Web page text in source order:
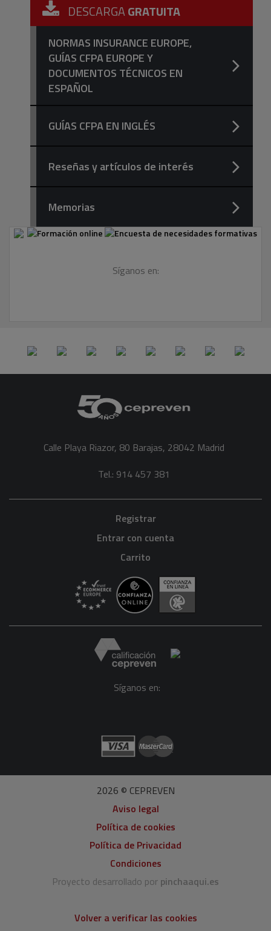
DESCARGAGRATUITA
NORMAS INSURANCE EUROPE,
GUÍAS CFPA EUROPE Y
DOCUMENTOS TÉCNICOS EN
ESPAÑOL
GUÍAS CFPA EN INGLÉS
Reseñas y artículos de interés
Memorias
Síganos en:
Calle Playa Riazor, 80 Barajas, 28042 Madrid
Tel.: 914 457 381
Registrar
Entrar con cuenta
Carrito
Síganos en:
2026 © CEPREVEN
Aviso legal
Política de cookies
Política de Privacidad
Condiciones
Proyecto desarrollado por pinchaaqui.es
Volver a verificar las cookies